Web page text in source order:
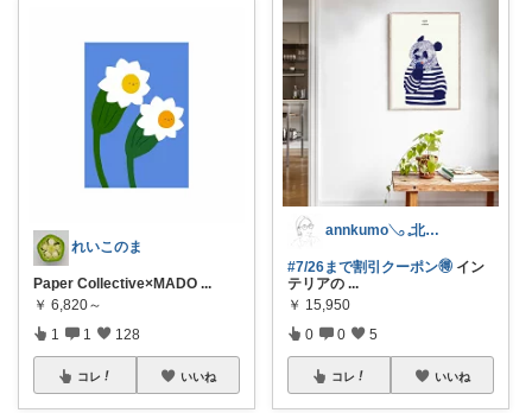
れいこのま
Paper Collective×MADO ...
￥ 6,820～
1 1 128
コレ いいね
annkumo𓂅 𓈒北欧ゆるミニマル
#7/26まで割引クーポン🉐 イン
テリアの ...
￥ 15,950
0 0 5
コレ いいね